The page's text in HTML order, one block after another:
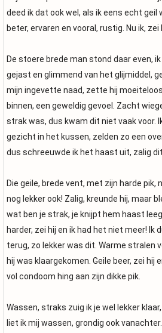
deed ik dat ook wel, als ik eens echt geil
beter, ervaren en vooral, rustig. Nu ik, zei
De stoere brede man stond daar even,
gejast en glimmend van het glijmiddel,
mijn ingevette naad, zette hij
binnen, een geweldig gevoel. Zacht
strak was, dus kwam dit niet vaak voor.
gezicht in het kussen, zelden zo een
dus schreeuwde ik het haast uit, zalig
Die geile, brede vent, met zijn harde pik,
nog lekker ook! Zalig, kreunde hij, maar
wat ben je strak, je knijpt hem haast
harder, zei hij en ik had het niet meer! Ik
terug, zo lekker was dit. Warme stralen
hij was klaargekomen. Geile beer, zei hij
vol condoom hing aan zijn dikke pik.
Wassen, straks zuig ik je wel lekker
liet ik mij wassen, grondig ook